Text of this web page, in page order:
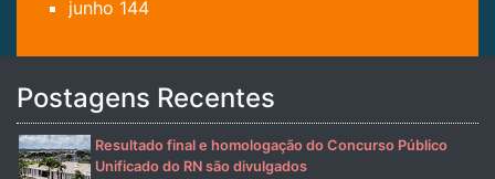
junho 144
Postagens Recentes
Resultado final e homologação do Concurso Público
Unificado do RN são divulgados